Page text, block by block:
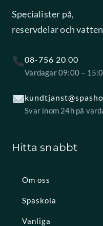
Specialister på,
reservdelar och
08-756 20 00
Vardagar 09:00 –
Svar inom 24h på
Hitta snabbt
Om oss
Spaskola
Vanliga